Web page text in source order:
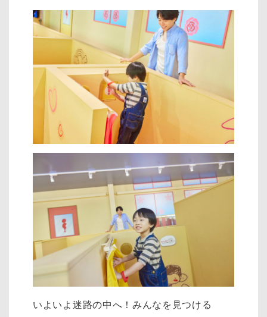
いよいよ迷路の中へ！みんなを見つける